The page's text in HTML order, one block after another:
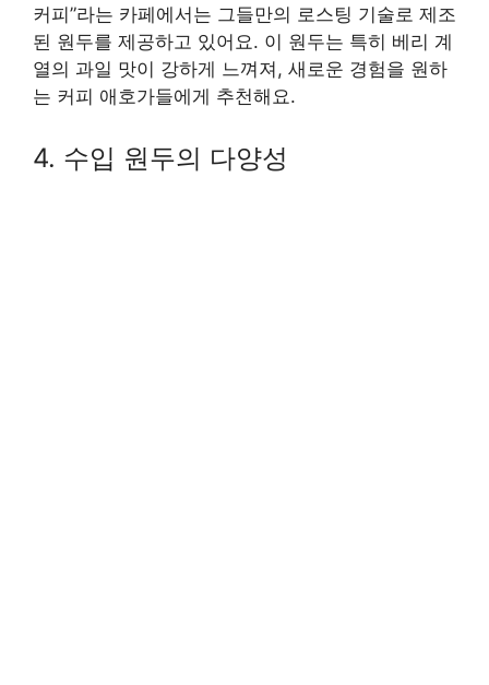
커피”라는 카페에서는 그들만의 로스팅 기술로 제조
된 원두를 제공하고 있어요. 이 원두는 특히 베리 계
열의 과일 맛이 강하게 느껴져, 새로운 경험을 원하
는 커피 애호가들에게 추천해요.
4. 수입 원두의 다양성